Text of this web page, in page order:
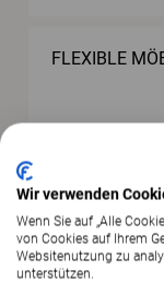
FLEXIBLE
Wir verwenden
Wenn Sie auf „Alle
von Cookies auf Ihrem
Websitenutzung zu
unterstützen.